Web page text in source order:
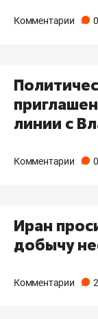
Комментарии 0
линии с
Комментарии 0
Иран
добычу
Комментарии 2